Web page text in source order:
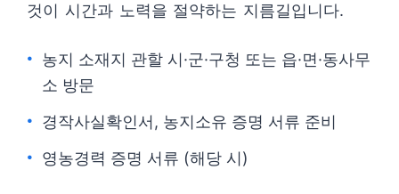
것이 시간과 노력을 절약하는 지름길입니다.
농지 소재지 관할 시·군·구청 또는 읍·면·동사무
소 방문
경작사실확인서, 농지소유 증명 서류 준비
영농경력 증명 서류 (해당 시)